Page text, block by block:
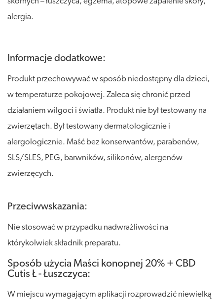
alergia.
Informacje dodatkowe:
Produkt przechowywać w sposób niedostępny dla dzieci,
w temperaturze pokojowej. Zaleca się chronić przed
działaniem wilgoci i światła. Produkt nie był testowany na
zwierzętach. Był testowany dermatologicznie i
alergologicznie. Maść bez konserwantów, parabenów,
SLS/SLES, PEG, barwników, silikonów, alergenów
zwierzęcych.
Przeciwwskazania:
Nie stosować w przypadku nadwrażliwości na
którykolwiek składnik preparatu.
Sposób użycia Maści konopnej 20% + CBD
Cutis Ł - Łuszczyca:
W miejscu wymagającym aplikacji rozprowadzić niewielką